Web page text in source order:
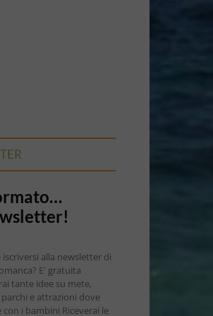
iscriversi alla newsletter di
E' gratuita
tante idee su mete,
parchi e attrazioni dove
con i bambini Riceverai le